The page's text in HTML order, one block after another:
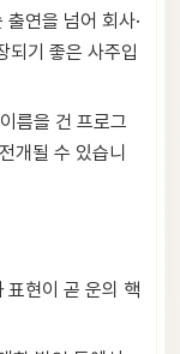
연을 넘어 회사·
되기 좋은 사주입
름을 건 프로그
개될 수 있습니
표현이 곧 운의 핵